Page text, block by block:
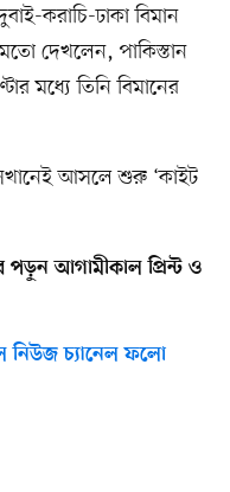
করাচি-ঢাকা বিমান
দেখলেন, পাকিস্তান
মধ্যে তিনি বিমানের
আসলে শুরু ‘কাইট
আগামীকাল প্রিন্ট ও
চ্যানেল ফলো